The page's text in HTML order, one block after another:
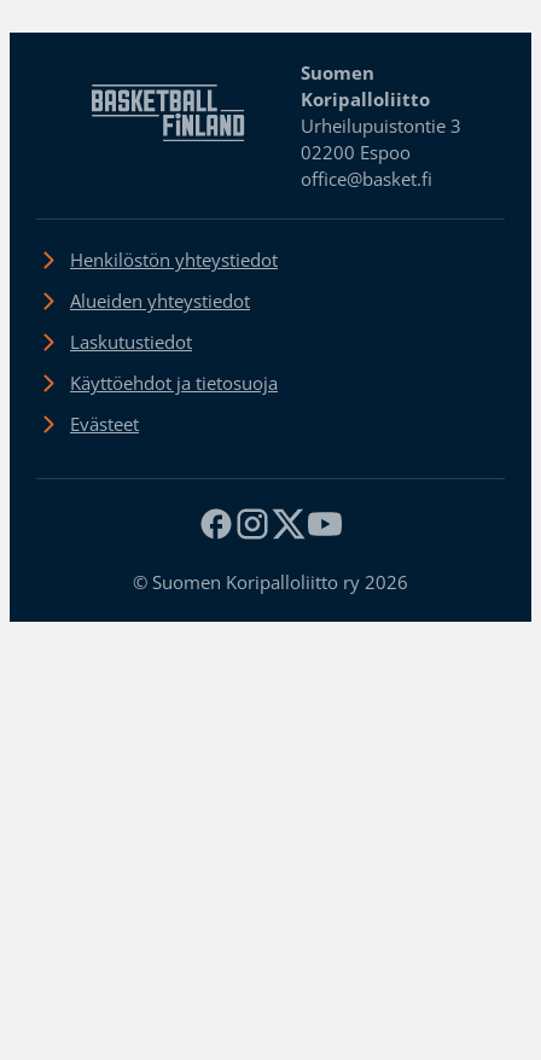
Suomen
Koripalloliitto
Urheilupuistontie 3
02200 Espoo
office@basket.fi
Henkilöstön yhteystiedot
Alueiden yhteystiedot
Laskutustiedot
Käyttöehdot ja tietosuoja
Evästeet
© Suomen Koripalloliitto ry 2026